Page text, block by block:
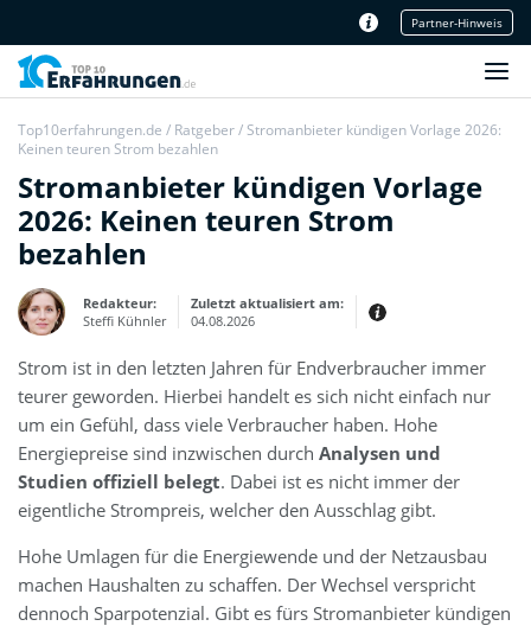
Unser Redaktionsteam
Partner-Hinweis
Top10erfahrungen.de / Ratgeber/ Stromanbieter kündigen Vorlage 2026:
Keinen teuren Strom bezahlen
Stromanbieter kündigen Vorlage
2026: Keinen teuren Strom
bezahlen
Redakteur:
Steffi Kühnler
Zuletzt aktualisiert am:
04.08.2026
Thema:
Erfahrungsbericht
Erfahrungen:
Produkt- und Kategorietexte sowie
Newsberichte
Mein Werdegang ist relativ bunt,
denn ich habe zuerst eine praktische
Ausbildung in Elektrotechnik
abgeschlossen und später noch ein
IT-Studium an der Fachhochschule
Strom ist in den letzten Jahren für Endverbraucher immer
teurer geworden. Hierbei handelt es sich nicht einfach nur
um ein Gefühl, dass viele Verbraucher haben. Hohe
Energiepreise sind inzwischen durch Analysen und
Studien offiziell belegt. Dabei ist es nicht immer der
eigentliche Strompreis, welcher den Ausschlag gibt.
Hohe Umlagen für die Energiewende und der Netzausbau
machen Haushalten zu schaffen. Der Wechsel verspricht
dennoch Sparpotenzial. Gibt es fürs Stromanbieter kündigen